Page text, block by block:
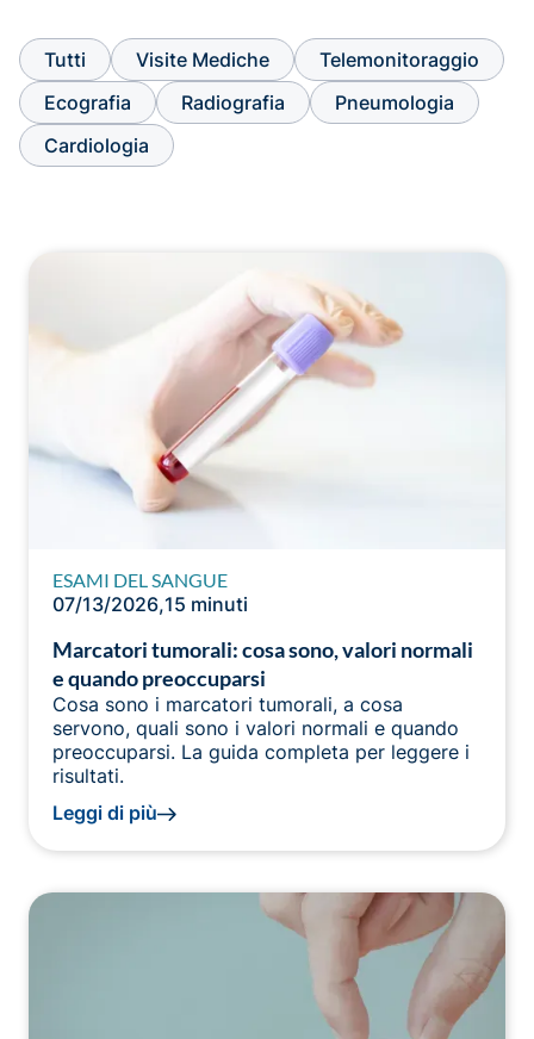
Tutti Visite Mediche
Telemonitoraggio
Ecografia
Radiografia
Pneumologia
Cardiologia
ESAMI DEL SANGUE
07/13/2026,15 minuti
Marcatori tumorali: cosa sono, valori normali
e quando preoccuparsi
Cosa sono i marcatori tumorali, a cosa
servono, quali sono i valori normali e quando
preoccuparsi. La guida completa per leggere i
risultati.
Leggi di più